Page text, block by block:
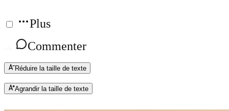
Plus
Commenter
Réduire la taille de texte
Agrandir la taille de texte